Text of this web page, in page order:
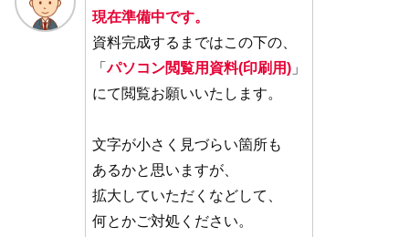
現在準備中です。
資料完成するまではこの下の、
「パソコン閲覧用資料(印刷用)」
にて閲覧お願いいたします。
文字が小さく見づらい箇所も
あるかと思いますが、
拡大していただくなどして、
何とかご対処ください。